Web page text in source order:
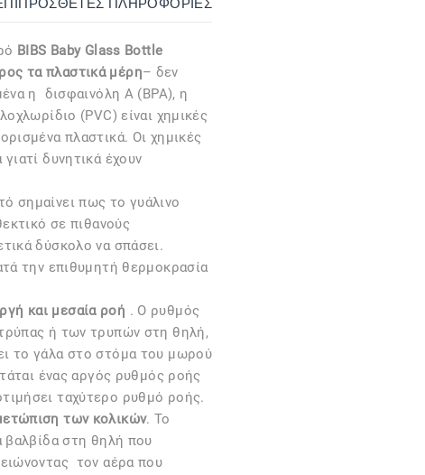
BIBS Baby Glass Bottle
τα πλαστικά μέρη– δεν
η δισφαινόλη Α (BPA), η
(PVC) είναι χημικές
πλαστικά. Οι χημικές
δυνητικά έχουν
σημαίνει πως το γυάλινο
σε πιθανούς
δύσκολο να σπάσει.
την επιθυμητή θερμοκρασία
και μεσαία ροή . Ο ρυθμός
ή των τρυπών στη θηλή,
το γάλα στο στόμα του μωρού
ένας αργός ρυθμός ροής
ταχύτερο ρυθμό ροής.
των κολικών. Το
βαλβίδα στη θηλή που
τον αέρα που